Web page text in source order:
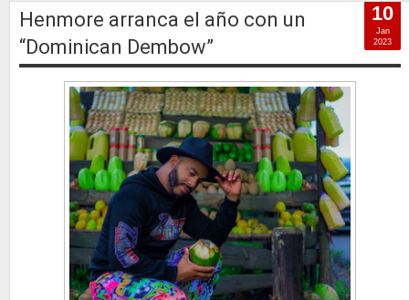
Henmore arranca el año con un
“Dominican Dembow”
10
Jan
2023